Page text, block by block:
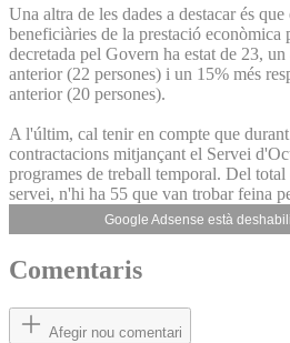
Una altra de les dades a destacar és
beneficiàries de la prestació
decretada pel Govern ha estat de 23,
anterior (22 persones) i un 15% més
anterior (20 persones).
A l'últim, cal tenir en compte que
contractacions mitjançant el Servei
programes de treball temporal. Del total
servei, n'hi ha 55 que van trobar feina
Google Adsense està
Comentaris
Afegir nou comentari